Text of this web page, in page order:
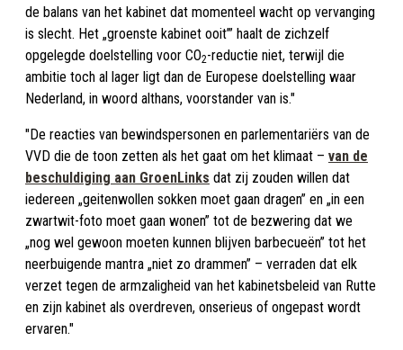
de balans van het kabinet dat momenteel wacht op vervanging
is slecht. Het „groenste kabinet ooit’” haalt de zichzelf
opgelegde doelstelling voor CO2-reductie niet, terwijl die
ambitie toch al lager ligt dan de Europese doelstelling waar
Nederland, in woord althans, voorstander van is."
"De reacties van bewindspersonen en parlementariërs van de
VVD die de toon zetten als het gaat om het klimaat – van de
beschuldiging aan GroenLinks dat zij zouden willen dat
iedereen „geitenwollen sokken moet gaan dragen” en „in een
zwartwit-foto moet gaan wonen” tot de bezwering dat we
„nog wel gewoon moeten kunnen blijven barbecueën” tot het
neerbuigende mantra „niet zo drammen” – verraden dat elk
verzet tegen de armzaligheid van het kabinetsbeleid van Rutte
en zijn kabinet als overdreven, onserieus of ongepast wordt
ervaren."